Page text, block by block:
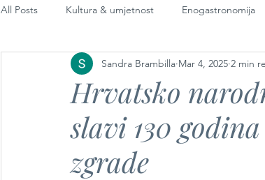
All Posts Kultura & umjetnost Enogastronomija
Diplomacija
Hrvatsko
slavi 130
zgrade
Sandra Brambilla Mar 4, 2025 2 min